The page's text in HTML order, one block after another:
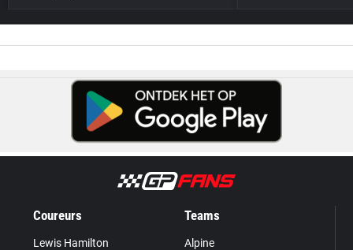
Coureurs
Lewis Hamilton
Teams
Alpine